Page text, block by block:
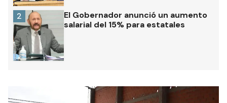
El Gobernador anunció un aumento
salarial del 15% para estatales
2